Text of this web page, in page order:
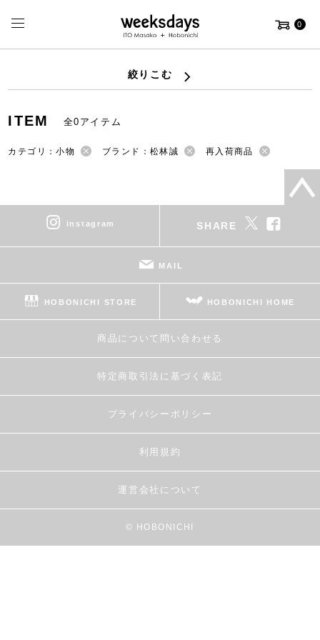
0
絞りこむ
ITEM 全0アイテム
カテゴリ：小物 ブランド：松林誠 再入荷商品
instagram SHARE
MAIL
HOBONICHI STORE HOBONICHI HOME
商品について問い合わせる
特定商取引法に基づく表記
プライバシーポリシー
利用規約
運営会社について
© HOBONICHI